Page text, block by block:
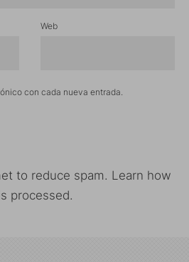
Web
con cada nueva entrada.
to reduce spam. Learn how
processed.